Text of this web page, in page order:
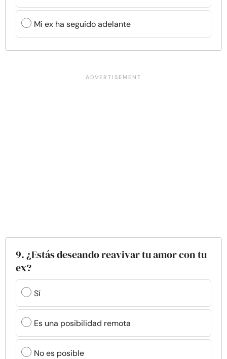
Mi ex ha seguido adelante
9. ¿Estás deseando reavivar tu amor con tu
ex?
Sí
Es una posibilidad remota
No es posible